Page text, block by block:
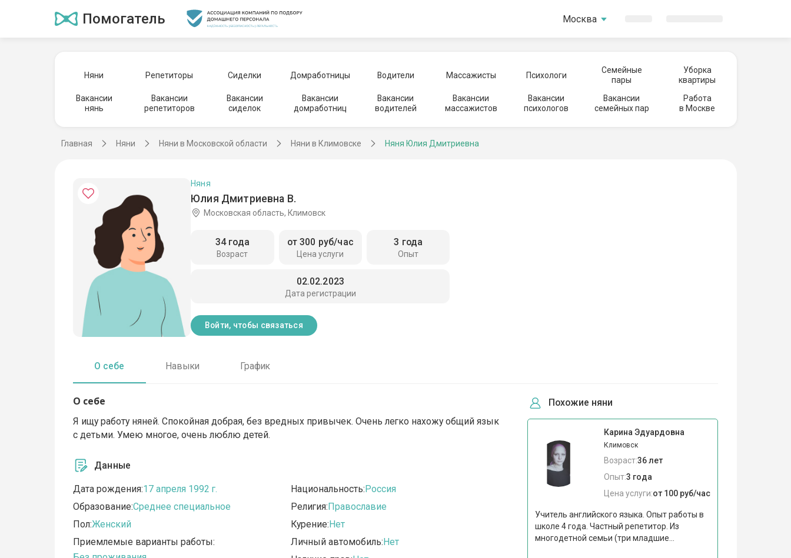
Помогатель Москва
Няни Репетиторы Сиделки Домработницы Водители Массажисты Психологи
Семейные
пары
Уборка
квартиры
Вакансии
нянь
Вакансии
репетиторов
Вакансии
сиделок
Вакансии
домработниц
Вакансии
водителей
Вакансии
массажистов
Вакансии
психологов
Вакансии
семейных пар
Работа
в Москве
Главная Няни Няни в Московской области Няни в Климовске Няня Юлия Дмитриевна
Юлия Дмитриевна В.
Няня
Московская область, Климовск
Возраст
34 года
Цена услуги
от 300 руб/час
Опыт
3 года
Дата регистрации
02.02.2023
Войти, чтобы связаться
О себе Навыки График
О себе
Я ищу работу няней. Спокойная добрая, без вредных привычек. Очень легко нахожу общий язык
с детьми. Умею многое, очень люблю детей.
Данные
Дата рождения:17 апреля 1992 г.
Образование:Среднее специальное
Пол:Женский
Приемлемые варианты работы:
Национальность:Россия
Религия:Православие
Курение:Нет
Личный автомобиль:Нет
Похожие няни
Карина Эдуардовна
Климовск
Возраст:36 лет
Опыт:3 года
Цена услуги:от 100 руб/час
Учитель английского языка. Опыт работы в
школе 4 года. Частный репетитор. Из
многодетной семьи (три младшие...